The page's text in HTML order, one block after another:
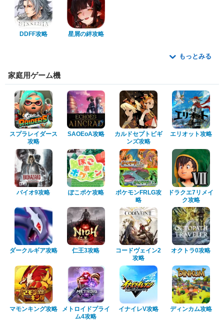
DDFF攻略 星屑の絆攻略
もっとみる
家庭用ゲーム機
スプラレイダース
攻略
SAOEoA攻略
カルドセプトビギ
ンズ攻略
エリオット攻略
バイオ9攻略 ぽこポケ攻略
ポケモンFRLG攻
略
ドラクエ7リメイ
ク攻略
ダークルギア攻略 仁王3攻略
コードヴェイン2
攻略
オクトラ0攻略
マモンキング攻略
メトロイドプライ
ム4攻略
イナイレV攻略 ディンカム攻略